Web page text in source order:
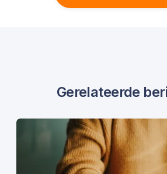
Gerelateerde